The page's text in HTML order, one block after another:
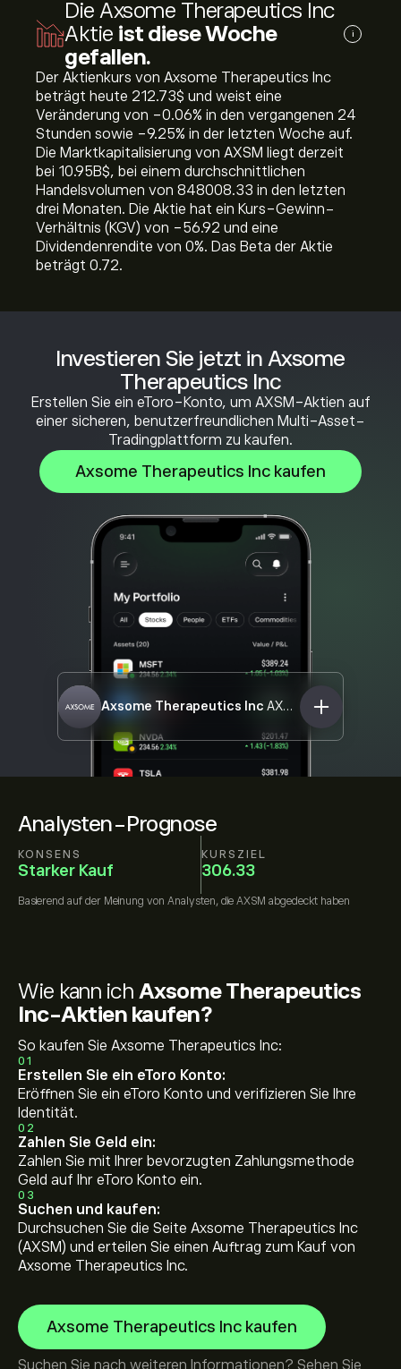
Analysten-Prognose
KONSENS
Starker Kauf
KURSZIEL
306.33
Basierend auf der Meinung von Analysten, die AXSM abgedeckt haben
Investieren Sie jetzt in Axsome
Therapeutics Inc
Erstellen Sie ein eToro-Konto, um AXSM-Aktien auf
einer sicheren, benutzerfreundlichen Multi-Asset-
Tradingplattform zu kaufen.
Axsome Therapeutics Inc kaufen
Axsome Therapeutics Inc AXSM
Die Axsome Therapeutics Inc
Aktie ist diese Woche
gefallen.
i
Der Aktienkurs von Axsome Therapeutics Inc
beträgt heute 212.73‎$‎ und weist eine
Veränderung von ‎-0.06‎% in den vergangenen 24
Stunden sowie ‎-9.25‎% in der letzten Woche auf.
Die Marktkapitalisierung von AXSM liegt derzeit
bei 10.95B‎$‎, bei einem durchschnittlichen
Handelsvolumen von 848008.33 in den letzten
drei Monaten. Die Aktie hat ein Kurs-Gewinn-
Verhältnis (KGV) von -56.92 und eine
Dividendenrendite von 0%. Das Beta der Aktie
beträgt 0.72.
Wie kann ich Axsome Therapeutics
Inc-Aktien kaufen?
So kaufen Sie Axsome Therapeutics Inc:
01
Erstellen Sie ein eToro Konto:
Eröffnen Sie ein eToro Konto und verifizieren Sie Ihre
Identität.
02
Zahlen Sie Geld ein:
Zahlen Sie mit Ihrer bevorzugten Zahlungsmethode
Geld auf Ihr eToro Konto ein.
03
Suchen und kaufen:
Durchsuchen Sie die Seite Axsome Therapeutics Inc
(AXSM) und erteilen Sie einen Auftrag zum Kauf von
Axsome Therapeutics Inc.
Axsome Therapeutics Inc kaufen
Suchen Sie nach weiteren Informationen? Sehen Sie